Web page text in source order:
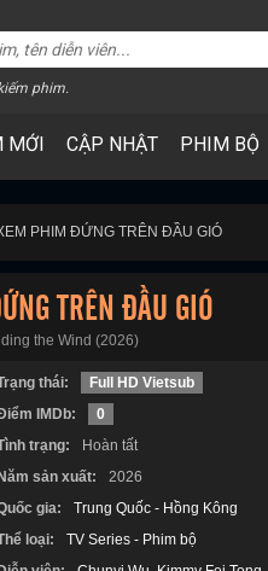
phim.
MỚI CẬP NHẬT PHIM BỘ
PHIM ĐỨNG TRÊN ĐẦU GIÓ
TRÊN ĐẦU GIÓ
the Wind (2026)
thái:
Full HD Vietsub
IMDb:
0
trạng:
Hoàn tất
Năm sản xuất:
2026
gia:
Trung Quốc - Hồng Kông
loại:
TV Series - Phim bộ